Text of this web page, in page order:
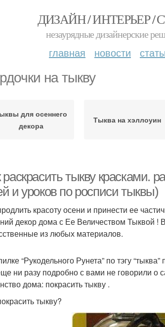
ДИЗАЙН / ИНТЕРЬЕР /
незаурядные дизайнерские
главная новости
на тыкву
для осеннего
декора
Тыква на хэллоуин
раскрасить тыкву красками.
и уроков по росписи тыквы)
красоту осени и принести ее
декор дома с Ее Величеством Тыквой !
из любых материалов.
“Рукодельного Рунета” по тэгу
ни разу подробно с вами не говорили о
дома: покрасить тыкву .
тыкву?